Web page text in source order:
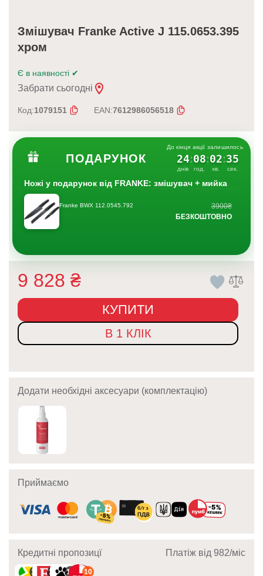
Змішувач Franke Active J 115.0653.395
хром
Є в наявності ✔
Забрати сьогодні
Код:1079151 EAN:7612986056518
ПОДАРУНОК
До кінця акції залишилось
24
днів
:08
год.
:02
хв.
:35
сек.
Ножі у подарунок від FRANKE: змішувач + мийка
Franke BWX 112.0545.792
3900₴
БЕЗКОШТОВНО
9 828 ₴
КУПИТИ
В 1 КЛІК
Додати необхідні аксесуари (комплектацію)
Приймаємо
Кредитні пропозицї Платіж від 982/мic
10 10 10 10